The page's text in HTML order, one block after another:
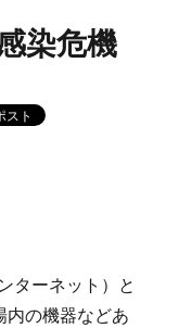
染危機
ターネット）と
内の機器などあ